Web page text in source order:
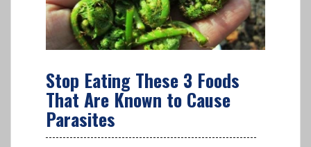
Stop Eating These 3 Foods
That Are Known to Cause
Parasites